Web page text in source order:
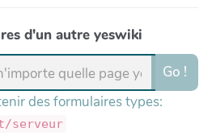
d'un autre yeswiki
Go !
des formulaires types:
serveur